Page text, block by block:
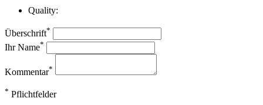
Quality:
Überschrift*
Ihr Name*
Kommentar*
* Pflichtfelder